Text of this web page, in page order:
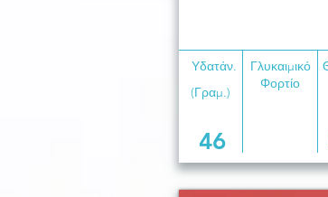
Υδατάν.
Γλυκαιμικό
Φορτίο
(Γραμ.)
46